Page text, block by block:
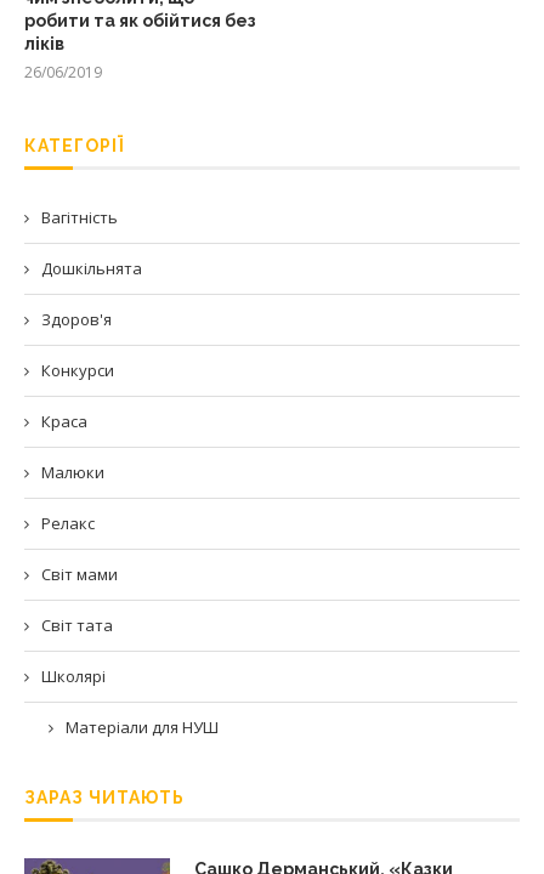
робити та як обійтися без
ліків
26/06/2019
КАТЕГОРІЇ
Вагітність
Дошкільнята
Здоров'я
Конкурси
Краса
Малюки
Релакс
Світ мами
Світ тата
Школярі
Матеріали для НУШ
ЗАРАЗ ЧИТАЮТЬ
Сашко Дерманський. «Казки